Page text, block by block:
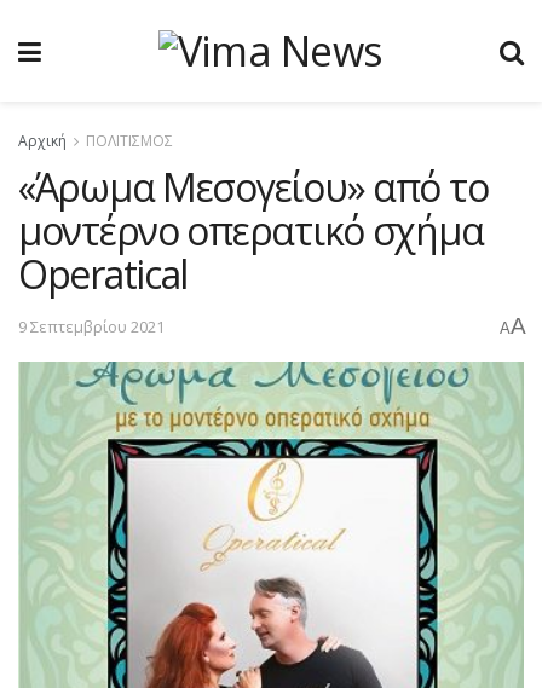
Αρχική ΠΟΛΙΤΙΣΜΟΣ
«Άρωμα Μεσογείου» από το
μοντέρνο oπερατικό σχήμα
Operatical
9 Σεπτεμβρίου 2021 AA